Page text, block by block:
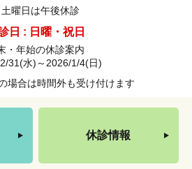
曜日は午後休診
日 : 日曜・祝日
・年始の休診案内
31(水)～2026/1/4(日)
場合は時間外も受け付けます
休診情報